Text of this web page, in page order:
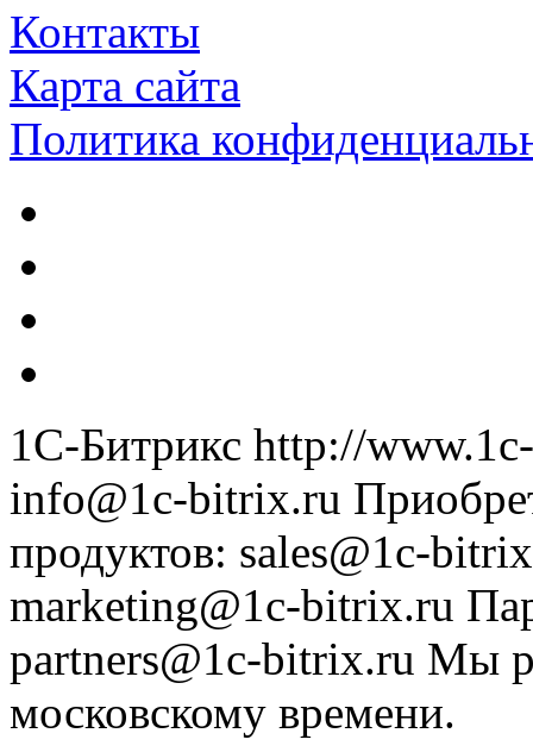
Контакты
Карта сайта
Политика
1С-Битрикс http://
info@1c-bitrix.ru
продуктов: sales@1c-
marketing@1c-bitrix.ru
partners@1c-bitrix.ru Мы
московскому времени.